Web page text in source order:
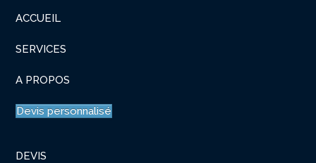
ACCUEIL
SERVICES
A PROPOS
Devis personnalisé
DEVIS